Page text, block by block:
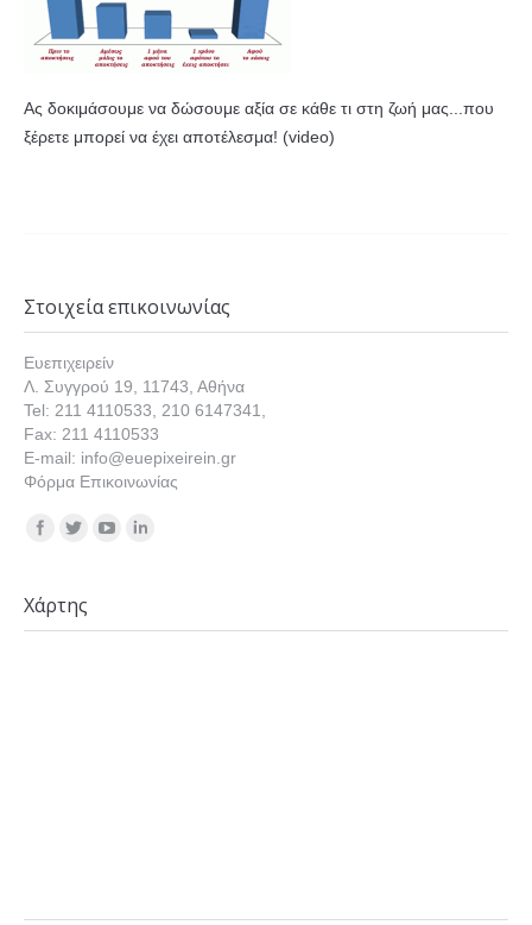
Ας δοκιμάσουμε να δώσουμε αξία σε κάθε τι στη ζωή μας...που
ξέρετε μπορεί να έχει αποτέλεσμα! (video)
Στοιχεία επικοινωνίας
Ευεπιχειρείν
Λ. Συγγρού 19, 11743, Αθήνα
Tel: 211 4110533, 210 6147341,
Fax: 211 4110533
E-mail: info@euepixeirein.gr
Φόρμα Επικοινωνίας
Find us on:
Χάρτης